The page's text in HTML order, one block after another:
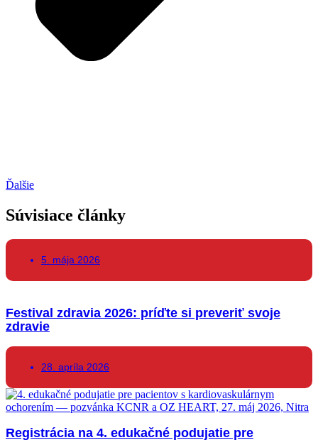
Ďalšie
Súvisiace články
5. mája 2026
Festival zdravia 2026: príďte si preveriť svoje
zdravie
28. apríla 2026
Registrácia na 4. edukačné podujatie pre